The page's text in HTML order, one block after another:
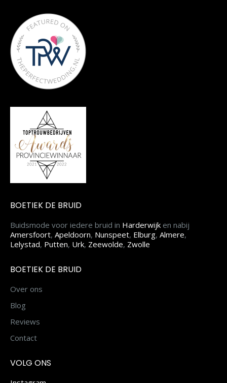
BOETIEK DE BRUID
Buidsmode voor iedere bruid in Harderwijk en nabij
Amersfoort, Apeldoorn, Nunspeet, Elburg, Almere,
Lelystad, Putten, Urk, Zeewolde, Zwolle
BOETIEK DE BRUID
Over ons
Blog
Reviews
Contact
VOLG ONS